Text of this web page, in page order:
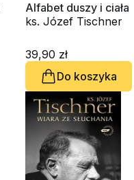
Alfabet duszy i ciała
ks. Józef Tischner
39,90 zł
Do koszyka